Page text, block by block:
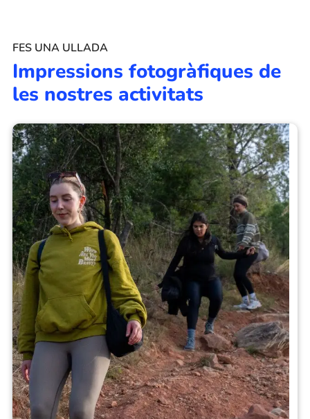
FES UNA ULLADA
Impressions fotogràfiques de
les nostres activitats